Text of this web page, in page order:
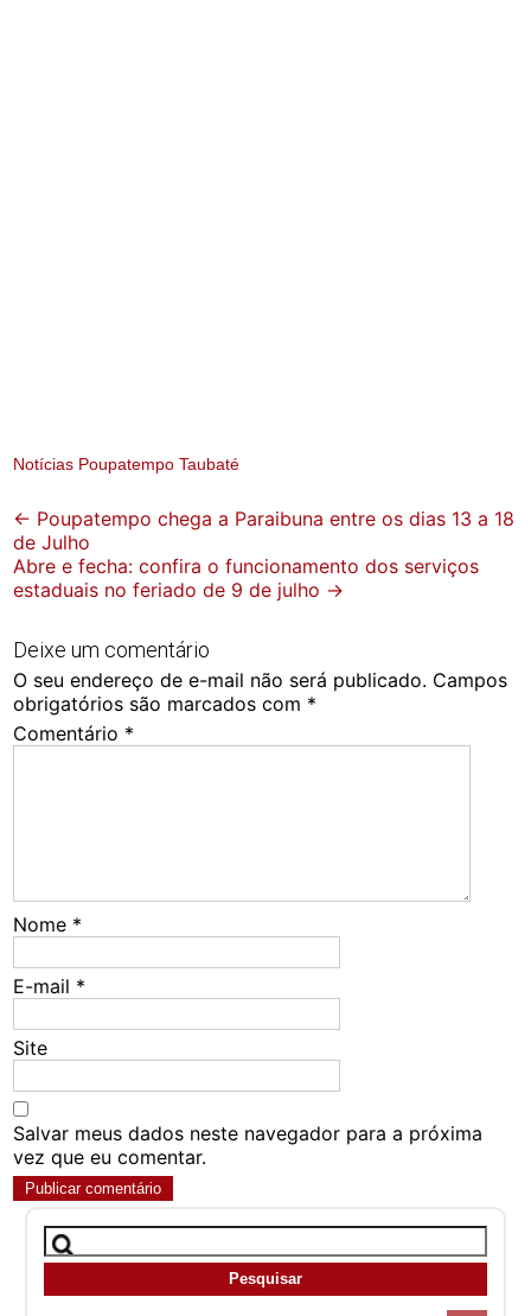
Notícias Poupatempo Taubaté
Post
navigation
← Poupatempo chega a Paraibuna entre os dias 13 a 18
de Julho
Abre e fecha: confira o funcionamento dos serviços
estaduais no feriado de 9 de julho →
Deixe um comentário
O seu endereço de e-mail não será publicado. Campos
obrigatórios são marcados com *
Comentário *
Nome *
E-mail *
Site
Salvar meus dados neste navegador para a próxima
vez que eu comentar.